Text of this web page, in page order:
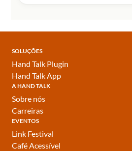
SOLUÇÕES
Hand Talk Plugin
Hand Talk App
A HAND TALK
Sobre nós
Carreiras
EVENTOS
Link Festival
Café Acessível